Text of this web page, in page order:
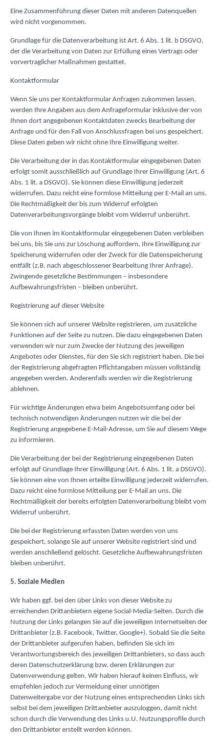
Eine Zusammenführung dieser Daten mit anderen Datenquellen
wird nicht vorgenommen.
Grundlage für die Datenverarbeitung ist Art. 6 Abs. 1 lit. b DSGVO,
der die Verarbeitung von Daten zur Erfüllung eines Vertrags oder
vorvertraglicher Maßnahmen gestattet.
Kontaktformular
Wenn Sie uns per Kontaktformular Anfragen zukommen lassen,
werden Ihre Angaben aus dem Anfrageformular inklusive der von
Ihnen dort angegebenen Kontaktdaten zwecks Bearbeitung der
Anfrage und für den Fall von Anschlussfragen bei uns gespeichert.
Diese Daten geben wir nicht ohne Ihre Einwilligung weiter.
Die Verarbeitung der in das Kontaktformular eingegebenen Daten
erfolgt somit ausschließlich auf Grundlage Ihrer Einwilligung (Art. 6
Abs. 1 lit. a DSGVO). Sie können diese Einwilligung jederzeit
widerrufen. Dazu reicht eine formlose Mitteilung per E-Mail an uns.
Die Rechtmäßigkeit der bis zum Widerruf erfolgten
Datenverarbeitungsvorgänge bleibt vom Widerruf unberührt.
Die von Ihnen im Kontaktformular eingegebenen Daten verbleiben
bei uns, bis Sie uns zur Löschung auffordern, Ihre Einwilligung zur
Speicherung widerrufen oder der Zweck für die Datenspeicherung
entfällt (z.B. nach abgeschlossener Bearbeitung Ihrer Anfrage).
Zwingende gesetzliche Bestimmungen – insbesondere
Aufbewahrungsfristen – bleiben unberührt.
Registrierung auf dieser Website
Sie können sich auf unserer Website registrieren, um zusätzliche
Funktionen auf der Seite zu nutzen. Die dazu eingegebenen Daten
verwenden wir nur zum Zwecke der Nutzung des jeweiligen
Angebotes oder Dienstes, für den Sie sich registriert haben. Die bei
der Registrierung abgefragten Pflichtangaben müssen vollständig
angegeben werden. Anderenfalls werden wir die Registrierung
ablehnen.
Für wichtige Änderungen etwa beim Angebotsumfang oder bei
technisch notwendigen Änderungen nutzen wir die bei der
Registrierung angegebene E-Mail-Adresse, um Sie auf diesem Wege
zu informieren.
Die Verarbeitung der bei der Registrierung eingegebenen Daten
erfolgt auf Grundlage Ihrer Einwilligung (Art. 6 Abs. 1 lit. a DSGVO).
Sie können eine von Ihnen erteilte Einwilligung jederzeit widerrufen.
Dazu reicht eine formlose Mitteilung per E-Mail an uns. Die
Rechtmäßigkeit der bereits erfolgten Datenverarbeitung bleibt vom
Widerruf unberührt.
Die bei der Registrierung erfassten Daten werden von uns
gespeichert, solange Sie auf unserer Website registriert sind und
werden anschließend gelöscht. Gesetzliche Aufbewahrungsfristen
bleiben unberührt.
5. Soziale Medien
Wir haben ggf. bei den über Links von dieser Website zu
erreichenden Drittanbietern eigene Social-Media-Seiten. Durch die
Nutzung der Links gelangen Sie auf die jeweiligen Internetseiten der
Drittanbieter (z.B. Facebook, Twitter, Google+). Sobald Sie die Seite
der Drittanbieter aufgerufen haben, befinden Sie sich im
Verantwortungsbereich des jeweiligen Drittanbieters, so dass auch
deren Datenschutzerklärung bzw. deren Erklärungen zur
Datenverwendung gelten. Wir haben hierauf keinen Einfluss, wir
empfehlen jedoch zur Vermeidung einer unnötigen
Datenweitergabe vor der Nutzung eines entsprechenden Links sich
selbst bei dem jeweiligen Drittanbieter auszuloggen, damit nicht
schon durch die Verwendung des Links u.U. Nutzungsprofile durch
den Drittanbieter erstellt werden können.